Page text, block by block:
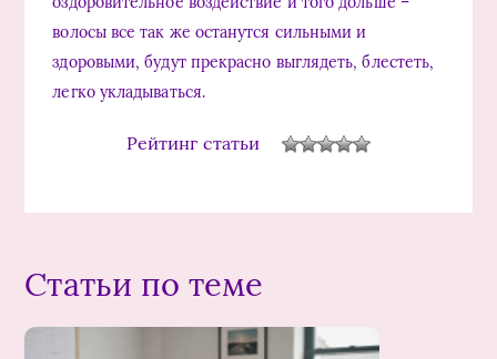
волосы все так же останутся сильными и
здоровыми, будут прекрасно выглядеть, блестеть,
легко укладываться.
Рейтинг статьи
Статьи по теме